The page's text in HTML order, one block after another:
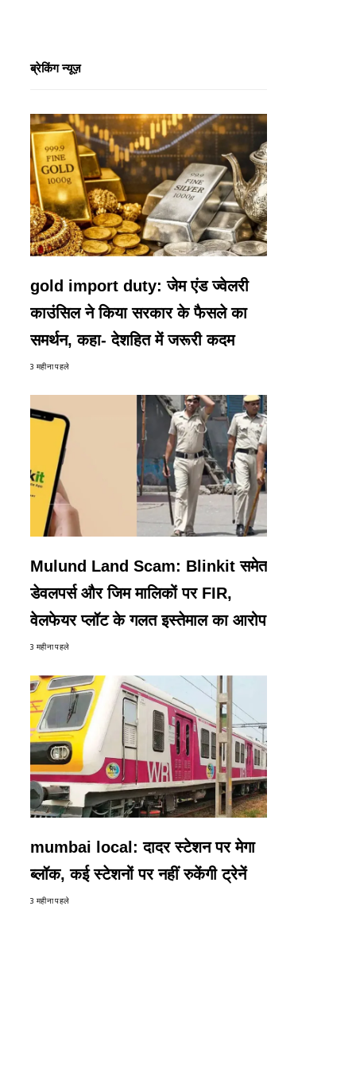
ब्रेकिंग न्यूज़
gold import duty: जेम एंड ज्वेलरी
काउंसिल ने किया सरकार के फैसले का
समर्थन, कहा- देशहित में जरूरी कदम
3 महीना पहले
Mulund Land Scam: Blinkit समेत
डेवलपर्स और जिम मालिकों पर FIR,
वेलफेयर प्लॉट के गलत इस्तेमाल का आरोप
3 महीना पहले
mumbai local: दादर स्टेशन पर मेगा
ब्लॉक, कई स्टेशनों पर नहीं रुकेंगी ट्रेनें
3 महीना पहले